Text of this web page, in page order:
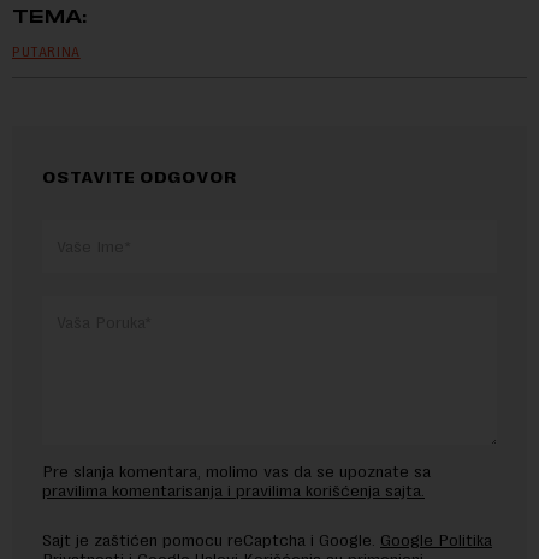
TEMA:
PUTARINA
OSTAVITE ODGOVOR
Pre slanja komentara, molimo vas da se upoznate sa
pravilima komentarisanja i pravilima korišćenja sajta.
Sajt je zaštićen pomocu reCaptcha i Google. Google Politika